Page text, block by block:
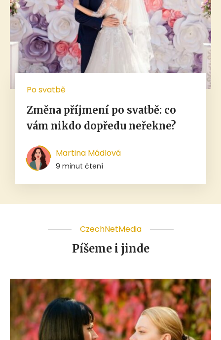
Po svatbě
Změna příjmení po svatbě: co
vám nikdo dopředu neřekne?
Martina Mádlová
9 minut čtení
CzechNetMedia
Píšeme i jinde